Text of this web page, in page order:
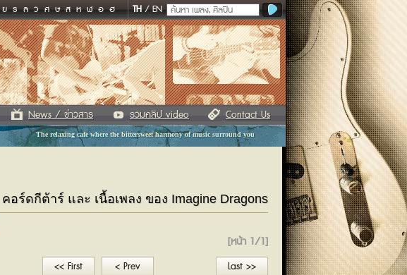
ย ร ล ว ศ ษ ส ห ฬ อ ฮ TH/EN
The relaxing cafe where the bittersweet harmony of music surround you
News / ข่าวสาร รวมคลิป video Contact Us
คอร์ดกีต้าร์ และ เนื้อเพลง ของ Imagine Dragons
[หน้า 1/1]
<< First
< Prev
Last >>